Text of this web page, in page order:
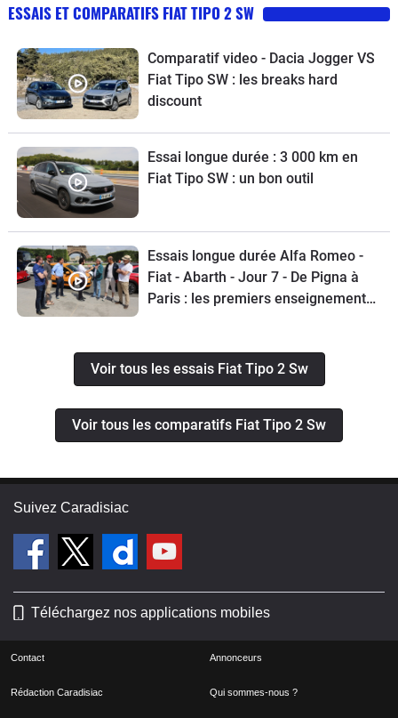
ESSAIS ET COMPARATIFS FIAT TIPO 2 SW
Comparatif video - Dacia Jogger VS
Fiat Tipo SW : les breaks hard
discount
Essai longue durée : 3 000 km en
Fiat Tipo SW : un bon outil
Essais longue durée Alfa Romeo -
Fiat - Abarth - Jour 7 - De Pigna à
Paris : les premiers enseignements
Voir tous les essais Fiat Tipo 2 Sw
Voir tous les comparatifs Fiat Tipo 2 Sw
Suivez Caradisiac
Téléchargez nos applications mobiles
Contact Annonceurs
Rédaction Caradisiac Qui sommes-nous ?